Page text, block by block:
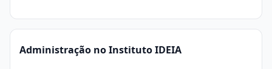
Administração no Instituto IDEIA